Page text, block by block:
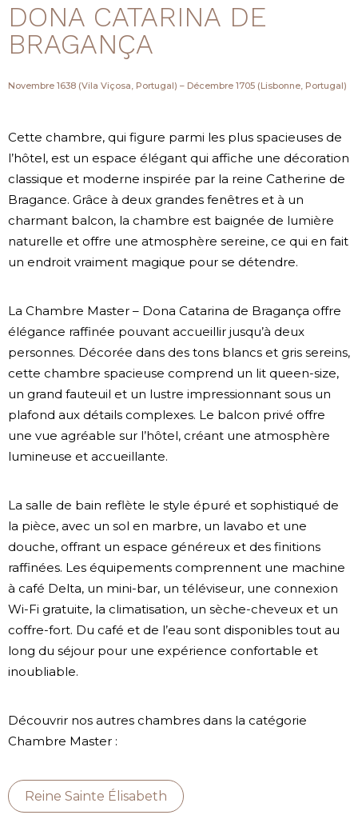
DONA CATARINA DE
BRAGANÇA
Novembre 1638 (Vila Viçosa, Portugal) – Décembre 1705 (Lisbonne, Portugal)
Cette chambre, qui figure parmi les plus spacieuses de
l’hôtel, est un espace élégant qui affiche une décoration
classique et moderne inspirée par la reine Catherine de
Bragance. Grâce à deux grandes fenêtres et à un
charmant balcon, la chambre est baignée de lumière
naturelle et offre une atmosphère sereine, ce qui en fait
un endroit vraiment magique pour se détendre.
La Chambre Master – Dona Catarina de Bragança offre
élégance raffinée pouvant accueillir jusqu’à deux
personnes. Décorée dans des tons blancs et gris sereins,
cette chambre spacieuse comprend un lit queen-size,
un grand fauteuil et un lustre impressionnant sous un
plafond aux détails complexes. Le balcon privé offre
une vue agréable sur l’hôtel, créant une atmosphère
lumineuse et accueillante.
La salle de bain reflète le style épuré et sophistiqué de
la pièce, avec un sol en marbre, un lavabo et une
douche, offrant un espace généreux et des finitions
raffinées. Les équipements comprennent une machine
à café Delta, un mini-bar, un téléviseur, une connexion
Wi-Fi gratuite, la climatisation, un sèche-cheveux et un
coffre-fort. Du café et de l’eau sont disponibles tout au
long du séjour pour une expérience confortable et
inoubliable.
Découvrir nos autres chambres dans la catégorie
Chambre Master :
Reine Sainte Élisabeth